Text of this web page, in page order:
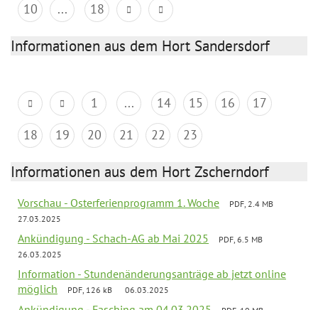
10
... 18
Informationen aus dem Hort Sandersdorf
1 ... 14 15 16
17
18
19 20 21 22 23
Informationen aus dem Hort Zscherndorf
Vorschau - Osterferienprogramm 1. Woche
PDF, 2.4 MB
27.03.2025
Ankündigung - Schach-AG ab Mai 2025
PDF, 6.5 MB
26.03.2025
Information - Stundenänderungsanträge ab jetzt online
möglich
PDF, 126 kB 06.03.2025